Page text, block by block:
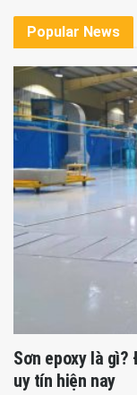
Popular News
Sơn epoxy là
uy tín hiện nay